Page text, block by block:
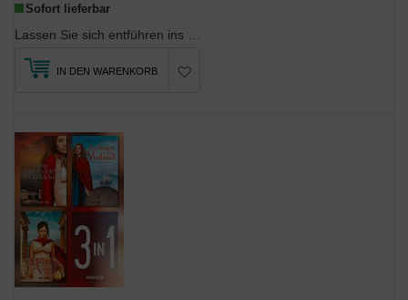
Sofort lieferbar
IN DEN WARENKORB